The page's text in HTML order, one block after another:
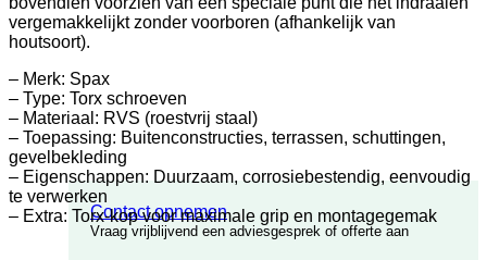
Contact opnemen
Vraag vrijblijvend een adviesgesprek of offerte aan
vergemakkelijkt zonder voorboren (afhankelijk van
houtsoort).
– Merk: Spax
– Type: Torx schroeven
– Materiaal: RVS (roestvrij staal)
– Toepassing: Buitenconstructies, terrassen, schuttingen,
gevelbekleding
– Eigenschappen: Duurzaam, corrosiebestendig, eenvoudig
te verwerken
– Extra: Torx-kop voor maximale grip en montagegemak